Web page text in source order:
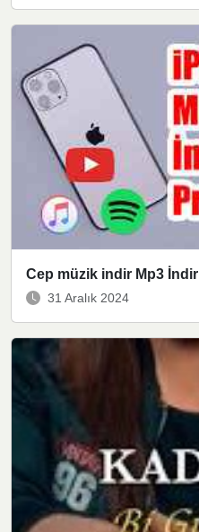
Cep müzik indir Mp3 İndir
31 Aralık 2024